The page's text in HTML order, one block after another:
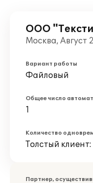
ООО
Москва, Август
Вариант работы
Файловый
Общее число
1
Количество
Толстый клиент:
Партнер,